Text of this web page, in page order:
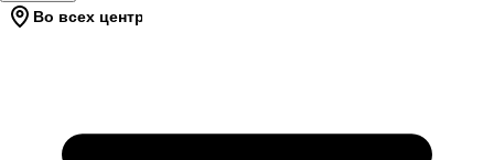
Во всех центрах